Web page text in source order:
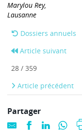
Marylou Rey,
Lausanne
Dossiers annuels
Article suivant
28 / 359
Article précédent
Partager